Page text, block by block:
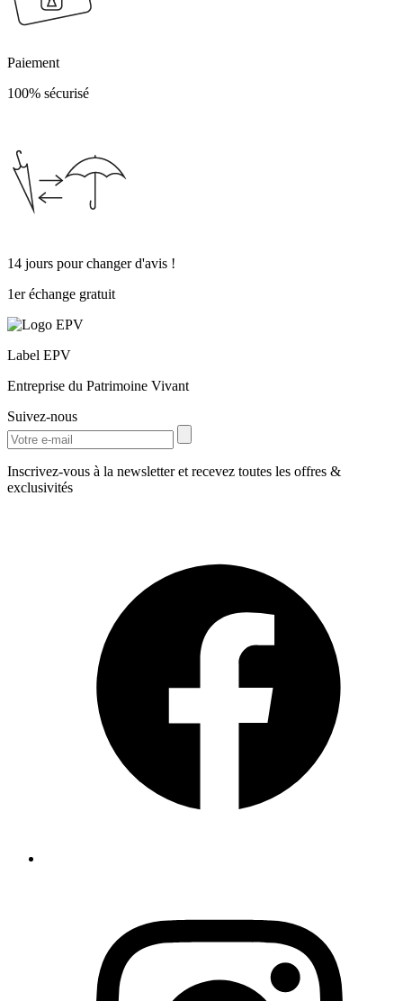
Paiement
100% sécurisé
14 jours pour changer d'avis !
1er échange gratuit
Label EPV
Entreprise du Patrimoine Vivant
Suivez-nous
Inscrivez-vous à la newsletter et recevez toutes les offres &
exclusivités